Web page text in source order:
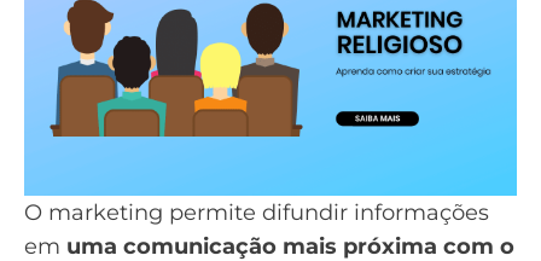
O marketing permite difundir informações
em uma comunicação mais próxima com o